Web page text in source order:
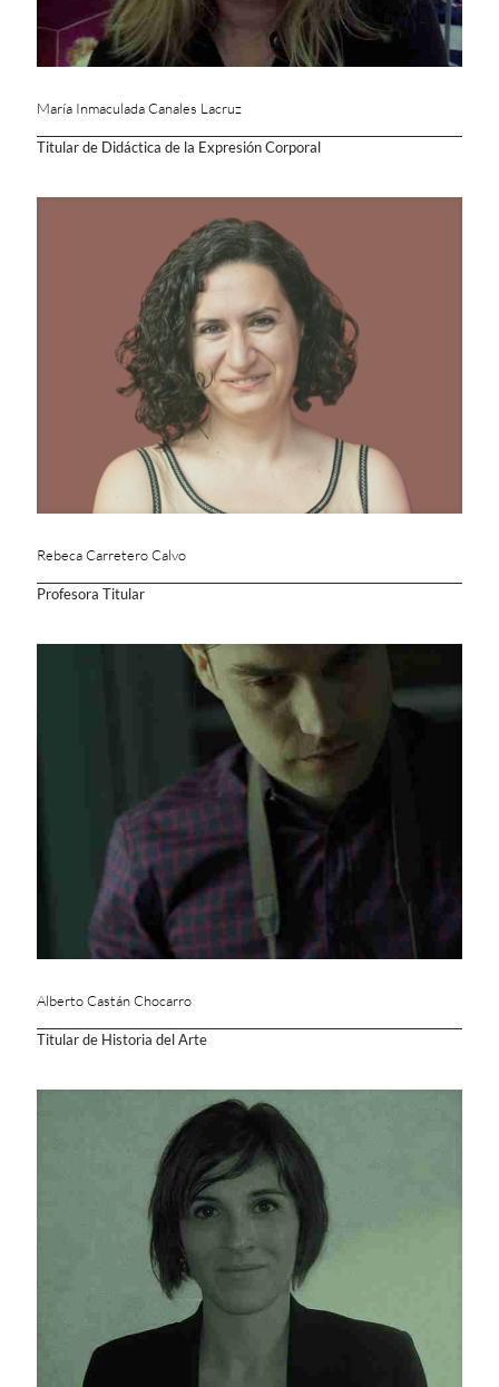
María Inmaculada Canales Lacruz
Titular de Didáctica de la Expresión Corporal
Rebeca Carretero Calvo
Profesora Titular
Alberto Castán Chocarro
Titular de Historia del Arte